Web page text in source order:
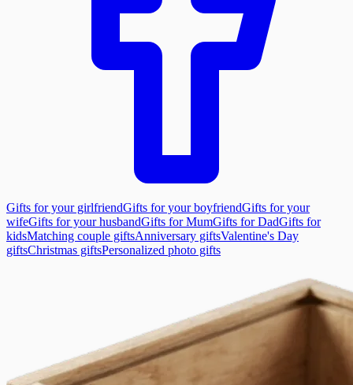
Gifts for your girlfriendGifts for your boyfriendGifts for your
wifeGifts for your husbandGifts for MumGifts for DadGifts for
kidsMatching couple giftsAnniversary giftsValentine's Day
giftsChristmas giftsPersonalized photo gifts